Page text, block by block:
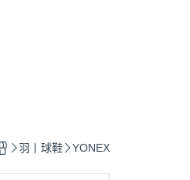
羽丨球鞋 YONEX